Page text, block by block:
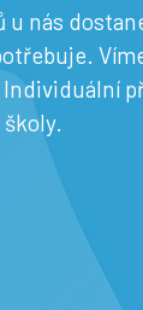
u nás
Individuální